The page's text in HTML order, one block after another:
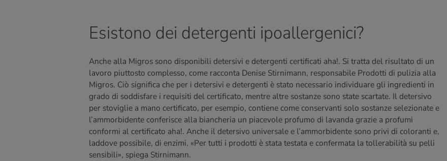
Esistono dei detergenti ipoallergenici?
Anche alla Migros sono disponibili detersivi e detergenti certificati aha!. Si tratta del risultato di un
lavoro piuttosto complesso, come racconta Denise Stirnimann, responsabile Prodotti di pulizia alla
Migros. Ciò significa che per i detersivi e detergenti è stato necessario individuare gli ingredienti in
grado di soddisfare i requisiti del certificato, mentre altre sostanze sono state scartate. Il detersivo
per stoviglie a mano certificato, per esempio, contiene come conservanti solo sostanze selezionate e
l’ammorbidente conferisce alla biancheria un piacevole profumo di lavanda grazie a profumi
conformi al certificato aha!. Anche il detersivo universale e l’ammorbidente sono privi di coloranti e,
laddove possibile, di enzimi. «Per tutti i prodotti è stata testata e confermata la tollerabilità su pelli
sensibili», spiega Stirnimann.